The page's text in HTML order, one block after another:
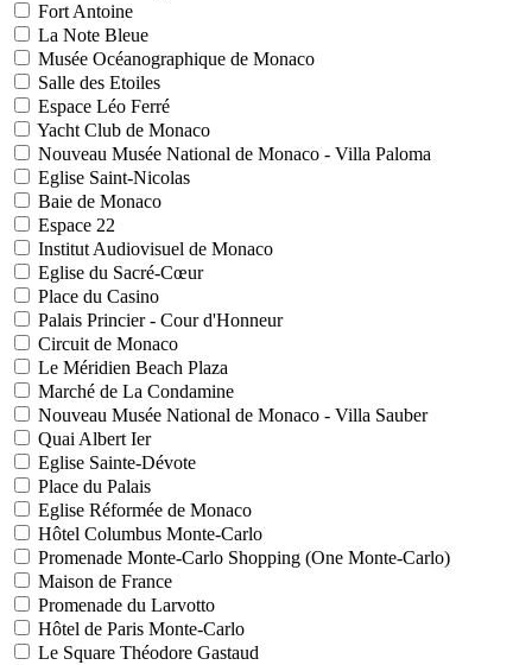
Fort Antoine
La Note Bleue
Musée Océanographique de Monaco
Salle des Etoiles
Espace Léo Ferré
Yacht Club de Monaco
Nouveau Musée National de Monaco - Villa Paloma
Eglise Saint-Nicolas
Baie de Monaco
Espace 22
Institut Audiovisuel de Monaco
Eglise du Sacré-Cœur
Place du Casino
Palais Princier - Cour d'Honneur
Circuit de Monaco
Le Méridien Beach Plaza
Marché de La Condamine
Nouveau Musée National de Monaco - Villa Sauber
Quai Albert Ier
Eglise Sainte-Dévote
Place du Palais
Eglise Réformée de Monaco
Hôtel Columbus Monte-Carlo
Promenade Monte-Carlo Shopping (One Monte-Carlo)
Maison de France
Promenade du Larvotto
Hôtel de Paris Monte-Carlo
Le Square Théodore Gastaud